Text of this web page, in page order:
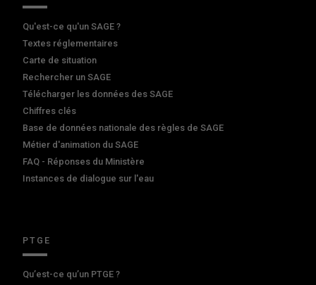
Qu'est-ce qu'un SAGE ?
Textes réglementaires
Carte de situation
Rechercher un SAGE
Télécharger les données des SAGE
Chiffres clés
Base de données nationale des règles de SAGE
Métier d'animation du SAGE
FAQ - Réponses du Ministère
Instances de dialogue sur l'eau
PTGE
Qu’est-ce qu’un PTGE ?